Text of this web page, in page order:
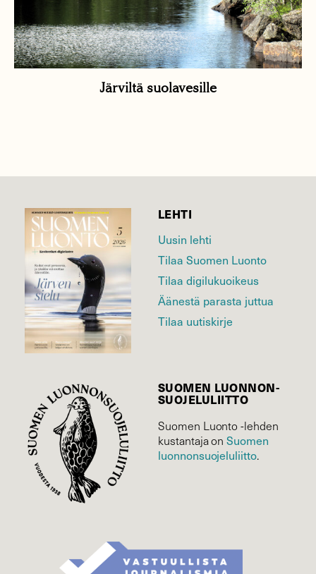
Järviltä suolavesille
LEHTI
Uusin lehti
Tilaa Suomen Luonto
Tilaa digilukuoikeus
Äänestä parasta juttua
Tilaa uutiskirje
SUOMEN LUONNON­
SUOJELU­LIITTO
Suomen Luonto -lehden
kustantaja onSuomen
luonnonsuojelu­liitto.